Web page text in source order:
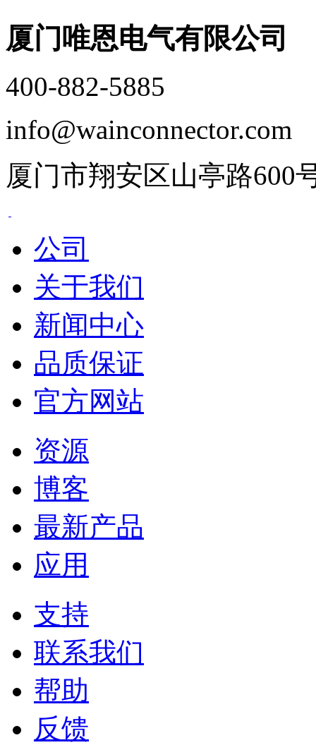
厦门唯恩电气有限公司
400-882-5885
info@wainconnector.com
厦门市翔安区山亭路600
公司
关于我们
新闻中心
品质保证
官方网站
资源
博客
最新产品
应用
支持
联系我们
帮助
反馈